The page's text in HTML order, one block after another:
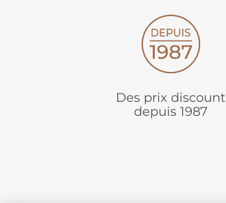
Des prix discount
depuis 1987